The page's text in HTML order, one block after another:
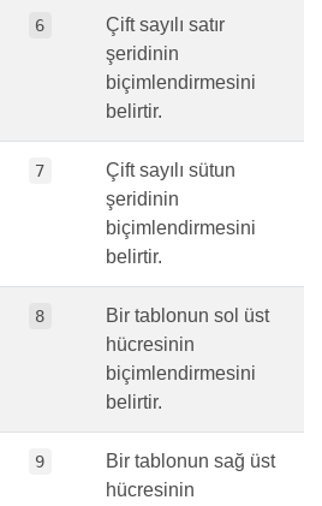
6
Çift sayılı satır
şeridinin
biçimlendirmesini
belirtir.
7
Çift sayılı sütun
şeridinin
biçimlendirmesini
belirtir.
8
Bir tablonun sol üst
hücresinin
biçimlendirmesini
belirtir.
9
Bir tablonun sağ üst
hücresinin